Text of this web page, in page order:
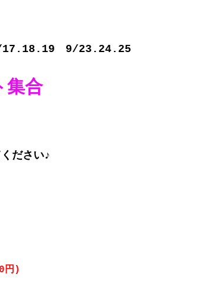
17.18.19　9/23.24.25
集合
ださい♪
円)